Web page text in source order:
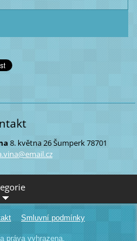
8. května 26Šumperk78701
@email.cz
Smluvní podmínky
práva vyhrazena.